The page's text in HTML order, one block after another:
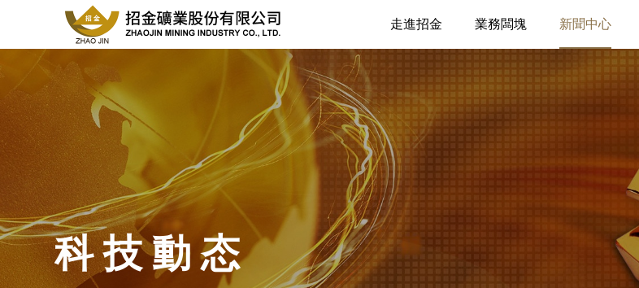
走進招金 業務闆塊 新聞中心
科 技 動 态